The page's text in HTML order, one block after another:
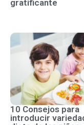
gratificante
10 Consejos para
introducir